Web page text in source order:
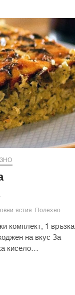
ястия Полезно
комплект, 1 връзка
на вкус За
кисело…